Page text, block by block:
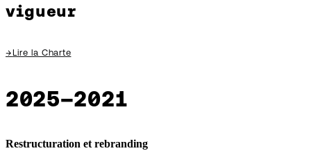
vigueur
→Lire la Charte
2025–2021
Restructuration et rebranding